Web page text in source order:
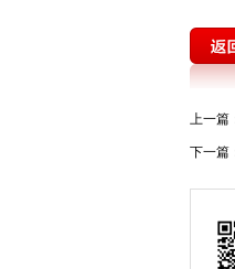
学习
香格
社会
上一篇
下一篇